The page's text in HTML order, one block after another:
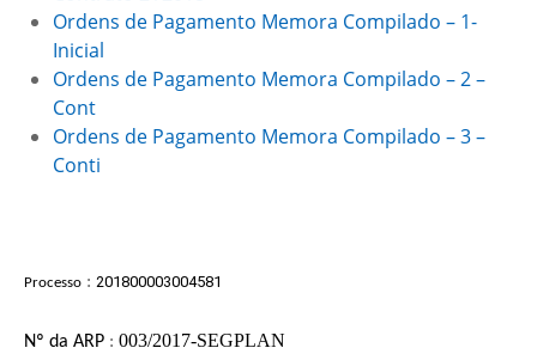
Ordens de Pagamento Memora Compilado – 1-
Inicial
Ordens de Pagamento Memora Compilado – 2 –
Cont
Ordens de Pagamento Memora Compilado – 3 –
Conti
Processo : 201800003004581
Nº da ARP : 003/2017-SEGPLAN